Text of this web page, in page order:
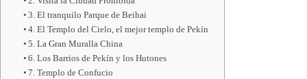
3. El tranquilo Parque de Beihai
4. El Templo del Cielo, el mejor templo de Pekín
5. La Gran Muralla China
6. Los Barrios de Pekín y los Hutones
7. Templo de Confucio